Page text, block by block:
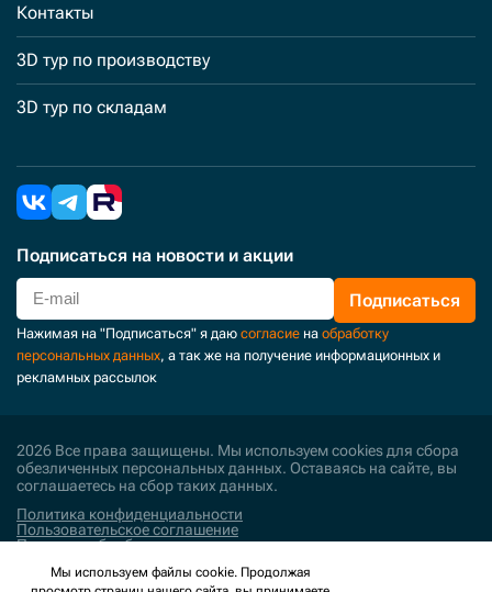
Контакты
3D тур по производству
3D тур по складам
Подписаться на новости и акции
Подписаться
Нажимая на "Подписаться" я даю согласие на обработку
персональных данных, а так же на получение информационных и
рекламных рассылок
2026 Все права защищены. Мы используем cookies для сбора
обезличенных персональных данных. Оставаясь на сайте, вы
соглашаетесь на сбор таких данных.
Политика конфиденциальности
Пользовательское соглашение
Политика обработки персональных данных
Мы используем файлы cookie. Продолжая